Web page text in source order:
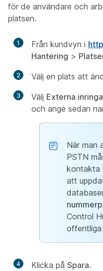
för de användare och
platsen.
1 Från kundvyn i
Hantering >
2 Välj en plats att
3 Välj Externa
och ange sedan
När man
PSTN
kontakta
att
Control
4 Klicka på Spara.